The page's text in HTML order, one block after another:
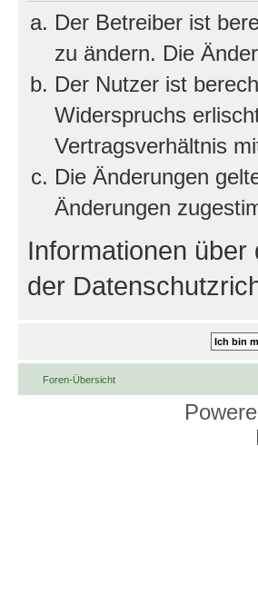
Der Betreiber ist
zu ändern. Die
Der Nutzer ist
Widerspruchs
Vertragsverhältnis
Die Änderungen
Änderungen
Informationen
der
Foren-Übersicht